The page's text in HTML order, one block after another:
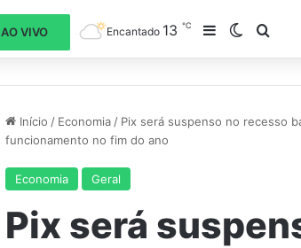
AO VIVO Encantado 13℃ Barra Lateral
Switch
Início / Economia / Pix será suspenso no recesso
funcionamento no fim do ano
Economia Geral
Pix será